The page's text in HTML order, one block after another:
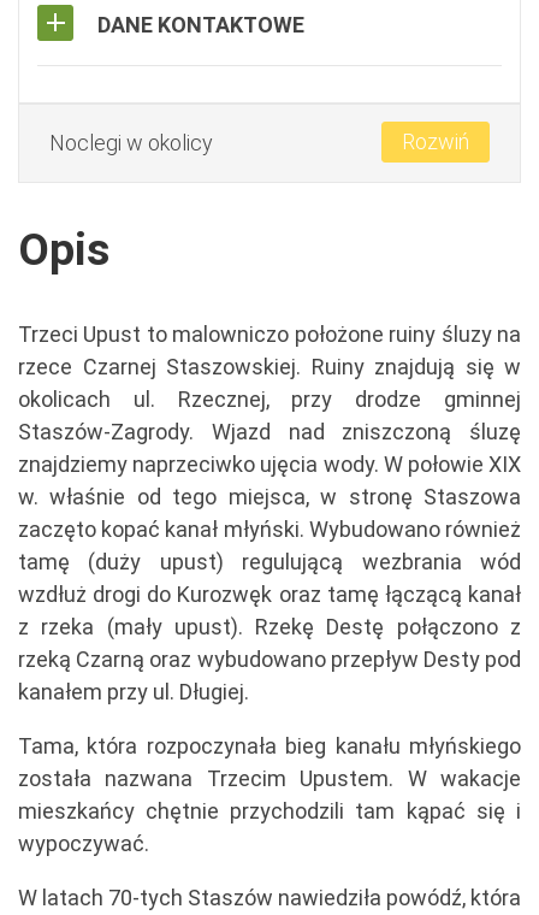
DANE KONTAKTOWE
Noclegi w okolicy Rozwiń
Opis
Trzeci Upust to malowniczo położone ruiny śluzy na
rzece Czarnej Staszowskiej. Ruiny znajdują się w
okolicach ul. Rzecznej, przy drodze gminnej
Staszów-Zagrody. Wjazd nad zniszczoną śluzę
znajdziemy naprzeciwko ujęcia wody. W połowie XIX
w. właśnie od tego miejsca, w stronę Staszowa
zaczęto kopać kanał młyński. Wybudowano również
tamę (duży upust) regulującą wezbrania wód
wzdłuż drogi do Kurozwęk oraz tamę łączącą kanał
z rzeka (mały upust). Rzekę Destę połączono z
rzeką Czarną oraz wybudowano przepływ Desty pod
kanałem przy ul. Długiej.
Tama, która rozpoczynała bieg kanału młyńskiego
została nazwana Trzecim Upustem. W wakacje
mieszkańcy chętnie przychodzili tam kąpać się i
wypoczywać.
W latach 70-tych Staszów nawiedziła powódź, która